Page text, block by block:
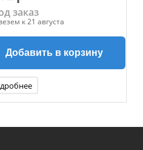
заказ
к 21 августа
Добавить в корзину